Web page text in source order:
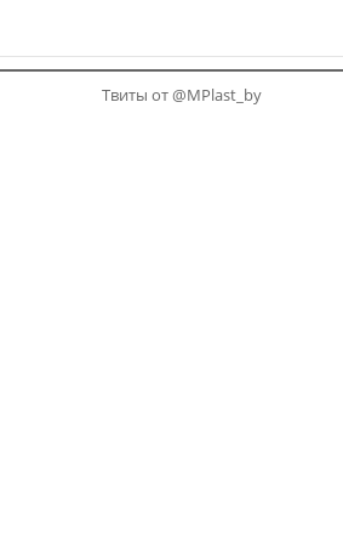
Твиты от @MPlast_by